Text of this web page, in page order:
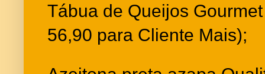
Tábua de Queijos
56,90 para Cliente Mais);